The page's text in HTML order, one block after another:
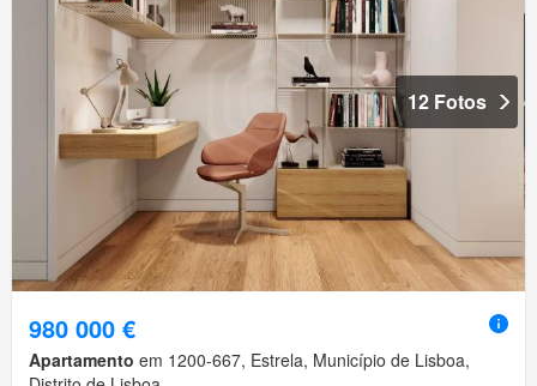
12 Fotos
980 000 €
Apartamento em 1200-667, Estrela, Município de Lisboa,